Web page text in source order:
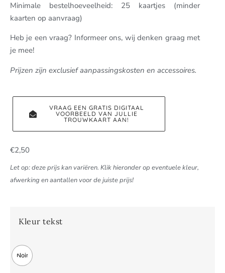
Minimale bestelhoeveelheid: 25 kaartjes (minder
kaarten op aanvraag)
Heb je een vraag? Informeer ons, wij denken graag met
je mee!
Prijzen zijn exclusief aanpassingskosten en accessoires.
VRAAG EEN GRATIS DIGITAAL
VOORBEELD VAN JULLIE
TROUWKAART AAN!
€2,50
Let op: deze prijs kan variëren. Klik hieronder op eventuele kleur,
afwerking en aantallen voor de juiste prijs!
Kleur tekst
Noir